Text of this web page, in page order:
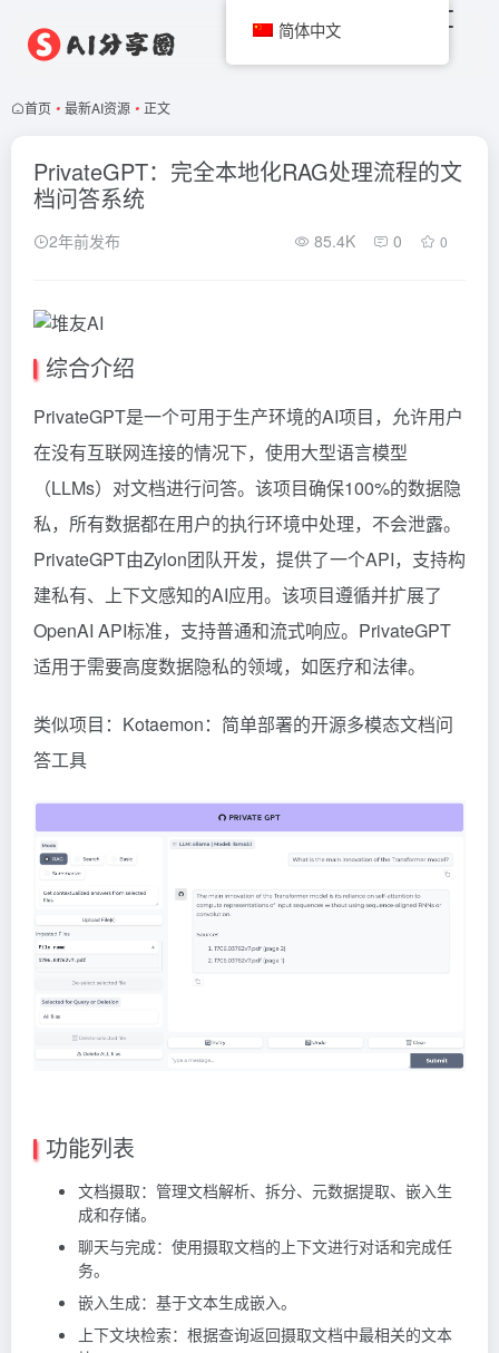
首页 • 最新AI资源 • 正文
PrivateGPT：完全本地化RAG处理流程的文
档问答系统
2年前发布 85.4K 0 0
综合介绍
PrivateGPT是一个可用于生产环境的AI项目，允许用户
在没有互联网连接的情况下，使用大型语言模型
（LLMs）对文档进行问答。该项目确保100%的数据隐
私，所有数据都在用户的执行环境中处理，不会泄露。
PrivateGPT由Zylon团队开发，提供了一个API，支持构
建私有、上下文感知的AI应用。该项目遵循并扩展了
OpenAI API标准，支持普通和流式响应。PrivateGPT
适用于需要高度数据隐私的领域，如医疗和法律。
类似项目： Kotaemon：简单部署的开源多模态文档问
答工具
功能列表
文档摄取：管理文档解析、拆分、元数据提取、嵌入生
成和存储。
聊天与完成：使用摄取文档的上下文进行对话和完成任
务。
嵌入生成：基于文本生成嵌入。
上下文块检索：根据查询返回摄取文档中最相关的文本
简体中文